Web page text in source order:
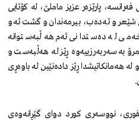
پارێزەر عزیز ماملێ، لە کۆتایی
شێعر و ئەدەب، بیرمەندان و گشت ئەو
لە دەستدانی ئەم هەڵبەستوانە
بە سەربەرزییەوە ڕێز لە هەڵبەست و
هەمانکاتیشدا ڕێز دادەنێین لە باوەڕی
نووسەری کورد دوای گێڕانەوەی